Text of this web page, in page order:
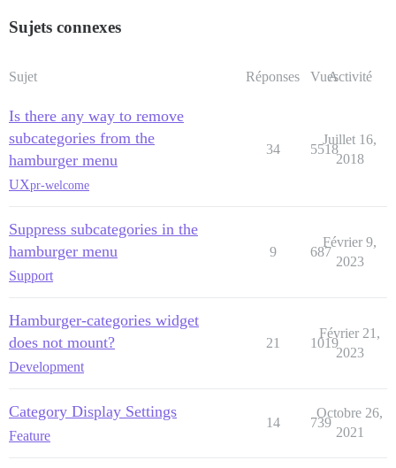
Sujets connexes
Sujet Réponses VuesActivité
Is there any way to remove
subcategories from the
hamburger menu
UXpr-welcome
34 5518
Juillet 16,
2018
Suppress subcategories in the
hamburger menu
Support
9 687
Février 9,
2023
Hamburger-categories widget
does not mount?
Development
21 1019
Février 21,
2023
Category Display Settings
Feature
14 739
Octobre 26,
2021